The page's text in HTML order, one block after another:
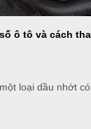
ô tô và cách
loại dầu nhớt